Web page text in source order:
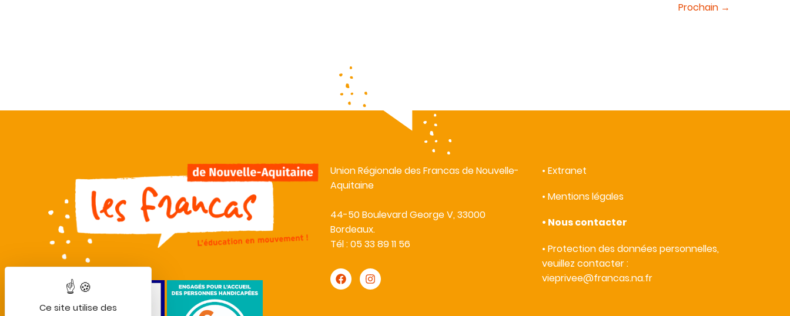
Ce site utilise des
Prochain →
Union Régionale des Francas de Nouvelle-
Aquitaine
44-50 Boulevard George V, 33000
Bordeaux.
Tél : 05 33 89 11 56
• Extranet
• Mentions légales
• Nous contacter
• Protection des données personnelles,
veuillez contacter :
vieprivee@francas.na.fr